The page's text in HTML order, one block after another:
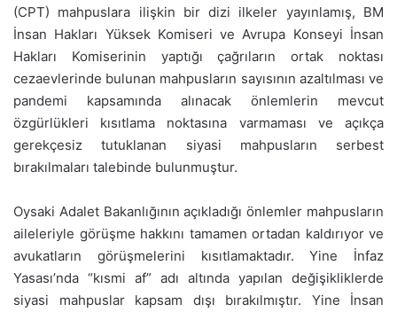
(CPT) mahpuslara ilişkin bir dizi ilkeler yayınlamış, BM
İnsan Hakları Yüksek Komiseri ve Avrupa Konseyi İnsan
Hakları Komiserinin yaptığı çağrıların ortak noktası
cezaevlerinde bulunan mahpusların sayısının azaltılması ve
pandemi kapsamında alınacak önlemlerin mevcut
özgürlükleri kısıtlama noktasına varmaması ve açıkça
gerekçesiz tutuklanan siyasi mahpusların serbest
bırakılmaları talebinde bulunmuştur.
Oysaki Adalet Bakanlığının açıkladığı önlemler mahpusların
aileleriyle görüşme hakkını tamamen ortadan kaldırıyor ve
avukatların görüşmelerini kısıtlamaktadır. Yine İnfaz
Yasası’nda “kısmi af” adı altında yapılan değişikliklerde
siyasi mahpuslar kapsam dışı bırakılmıştır. Yine İnsan